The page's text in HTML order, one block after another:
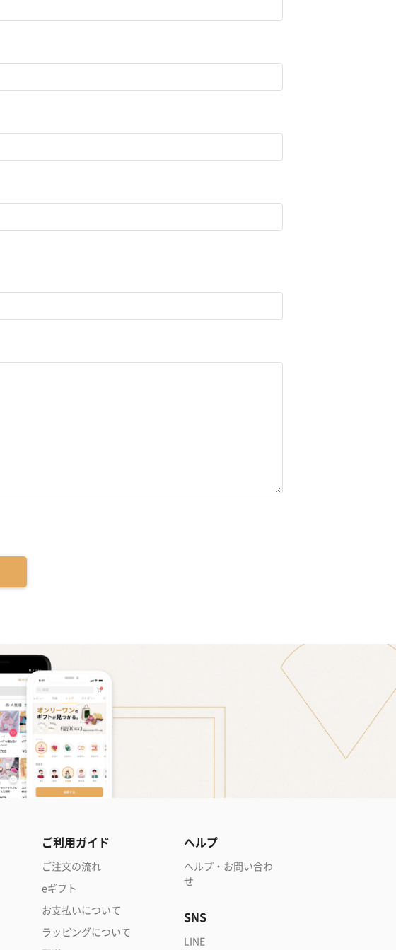
ご利用ガイド
ご注文の流れ
eギフト
お支払いについて
ラッピングについて
ヘルプ
ヘルプ・お問い合わ
せ
SNS
LINE